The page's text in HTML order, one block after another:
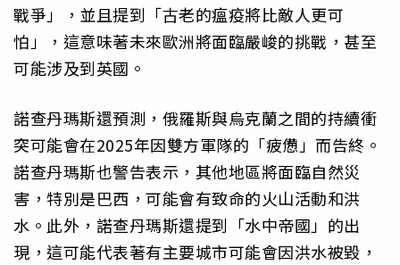
戰爭」，並且提到「古老的瘟疫將比敵人更可
怕」，這意味著未來歐洲將面臨嚴峻的挑戰，甚至
可能涉及到英國。
諾查丹瑪斯還預測，俄羅斯與烏克蘭之間的持續衝
突可能會在2025年因雙方軍隊的「疲憊」而告終。
諾查丹瑪斯也警告表示，其他地區將面臨自然災
害，特別是巴西，可能會有致命的火山活動和洪
水。此外，諾查丹瑪斯還提到「水中帝國」的出
現，這可能代表著有主要城市可能會因洪水被毀，